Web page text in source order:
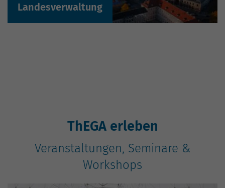
Landesverwaltung
ThEGA erleben
Veranstaltungen, Seminare &
Workshops